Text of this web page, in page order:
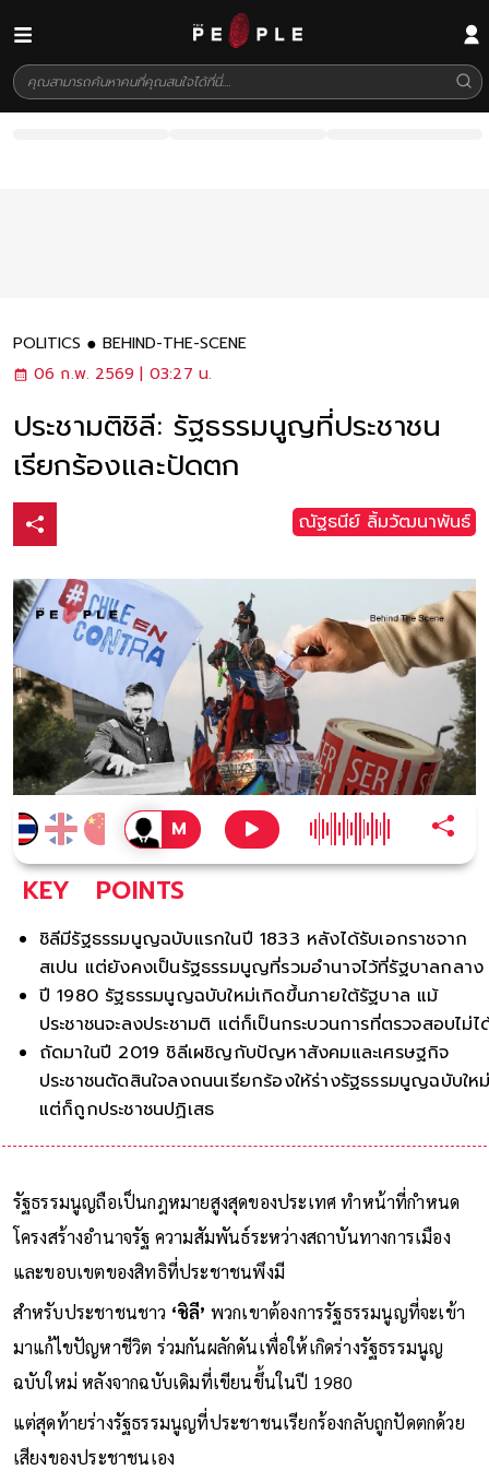
POLITICS
BEHIND-THE-SCENE
06 ก.พ. 2569 | 03:27 น.
ประชามติชิลี: รัฐธรรมนูญที่ประชาชน
เรียกร้องและปัดตก
ณัฐธนีย์ ลิ้มวัฒนาพันธ์
KEY POINTS
ชิลีมีรัฐธรรมนูญฉบับแรกในปี 1833 หลังได้รับเอกราชจาก
สเปน แต่ยังคงเป็นรัฐธรรมนูญที่รวมอำนาจไว้ที่รัฐบาลกลาง
ปี 1980 รัฐธรรมนูญฉบับใหม่เกิดขึ้นภายใต้รัฐบาล แม้
ประชาชนจะลงประชามติ แต่ก็เป็นกระบวนการที่ตรวจสอบไม่ไ
ถัดมาในปี 2019 ชิลีเผชิญกับปัญหาสังคมและเศรษฐกิจ
ประชาชนตัดสินใจลงถนนเรียกร้องให้ร่างรัฐธรรมนูญฉบับให
แต่ก็ถูกประชาชนปฏิเสธ
รัฐธรรมนูญถือเป็นกฎหมายสูงสุดของประเทศ ทำหน้าที่กำหนด
โครงสร้างอำนาจรัฐ ความสัมพันธ์ระหว่างสถาบันทางการเมือง
และขอบเขตของสิทธิที่ประชาชนพึงมี
สำหรับประชาชนชาว ‘ชิลี’ พวกเขาต้องการรัฐธรรมนูญที่จะเข้า
มาแก้ไขปัญหาชีวิต ร่วมกันผลักดันเพื่อให้เกิดร่างรัฐธรรมนูญ
ฉบับใหม่ หลังจากฉบับเดิมที่เขียนขึ้นในปี 1980
แต่สุดท้ายร่างรัฐธรรมนูญที่ประชาชนเรียกร้องกลับถูกปัดตกด้วย
เสียงของประชาชนเอง